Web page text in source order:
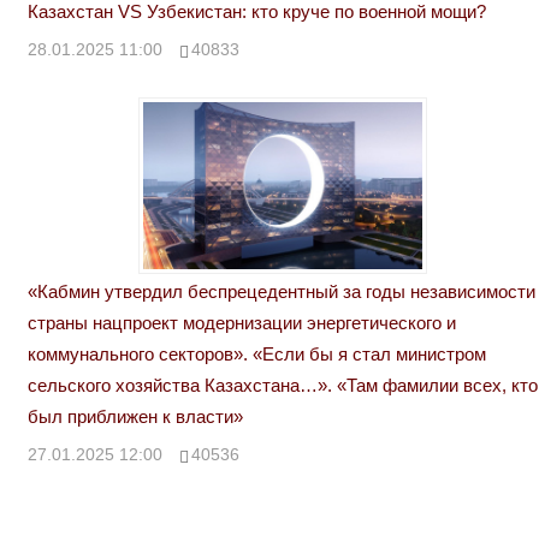
Казахстан VS Узбекистан: кто круче по военной мощи?
28.01.2025 11:00 40833
«Кабмин утвердил беспрецедентный за годы независимости
страны нацпроект модернизации энергетического и
коммунального секторов». «Если бы я стал министром
сельского хозяйства Казахстана…». «Там фамилии всех, кто
был приближен к власти»
27.01.2025 12:00 40536